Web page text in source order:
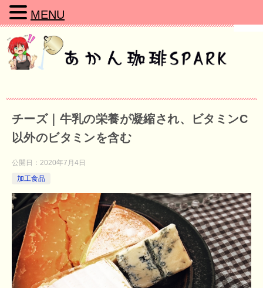
チーズ｜牛乳の栄養が凝縮され、ビタミンC
以外のビタミンを含む
公開日： 2020年7月4日
加工食品
MENU